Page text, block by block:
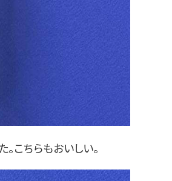
こちらもおいしい。